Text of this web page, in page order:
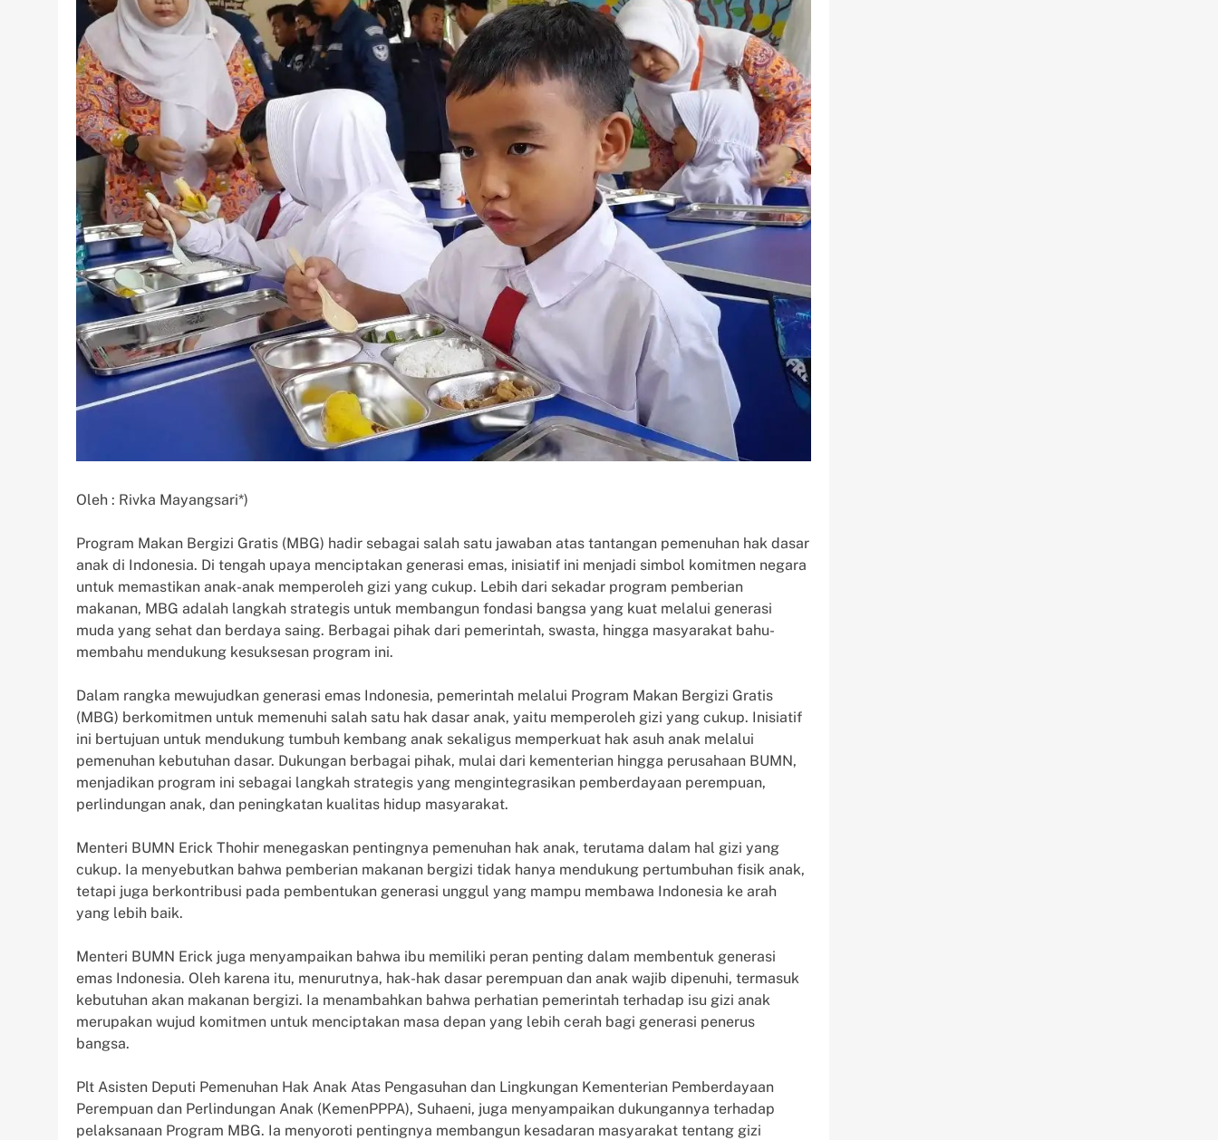
Oleh : Rivka Mayangsari*)
Program Makan Bergizi Gratis (MBG) hadir sebagai salah satu jawaban atas tantangan pemenuhan hak dasar
anak di Indonesia. Di tengah upaya menciptakan generasi emas, inisiatif ini menjadi simbol komitmen negara
untuk memastikan anak-anak memperoleh gizi yang cukup. Lebih dari sekadar program pemberian
makanan, MBG adalah langkah strategis untuk membangun fondasi bangsa yang kuat melalui generasi
muda yang sehat dan berdaya saing. Berbagai pihak dari pemerintah, swasta, hingga masyarakat bahu-
membahu mendukung kesuksesan program ini.
Dalam rangka mewujudkan generasi emas Indonesia, pemerintah melalui Program Makan Bergizi Gratis
(MBG) berkomitmen untuk memenuhi salah satu hak dasar anak, yaitu memperoleh gizi yang cukup. Inisiatif
ini bertujuan untuk mendukung tumbuh kembang anak sekaligus memperkuat hak asuh anak melalui
pemenuhan kebutuhan dasar. Dukungan berbagai pihak, mulai dari kementerian hingga perusahaan BUMN,
menjadikan program ini sebagai langkah strategis yang mengintegrasikan pemberdayaan perempuan,
perlindungan anak, dan peningkatan kualitas hidup masyarakat.
Menteri BUMN Erick Thohir menegaskan pentingnya pemenuhan hak anak, terutama dalam hal gizi yang
cukup. Ia menyebutkan bahwa pemberian makanan bergizi tidak hanya mendukung pertumbuhan fisik anak,
tetapi juga berkontribusi pada pembentukan generasi unggul yang mampu membawa Indonesia ke arah
yang lebih baik.
Menteri BUMN Erick juga menyampaikan bahwa ibu memiliki peran penting dalam membentuk generasi
emas Indonesia. Oleh karena itu, menurutnya, hak-hak dasar perempuan dan anak wajib dipenuhi, termasuk
kebutuhan akan makanan bergizi. Ia menambahkan bahwa perhatian pemerintah terhadap isu gizi anak
merupakan wujud komitmen untuk menciptakan masa depan yang lebih cerah bagi generasi penerus
bangsa.
Plt Asisten Deputi Pemenuhan Hak Anak Atas Pengasuhan dan Lingkungan Kementerian Pemberdayaan
Perempuan dan Perlindungan Anak (KemenPPPA), Suhaeni, juga menyampaikan dukungannya terhadap
pelaksanaan Program MBG. Ia menyoroti pentingnya membangun kesadaran masyarakat tentang gizi